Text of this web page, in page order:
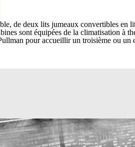
de deux lits jumeaux convertibles en
sont équipées de la climatisation à
pour accueillir un troisième ou un